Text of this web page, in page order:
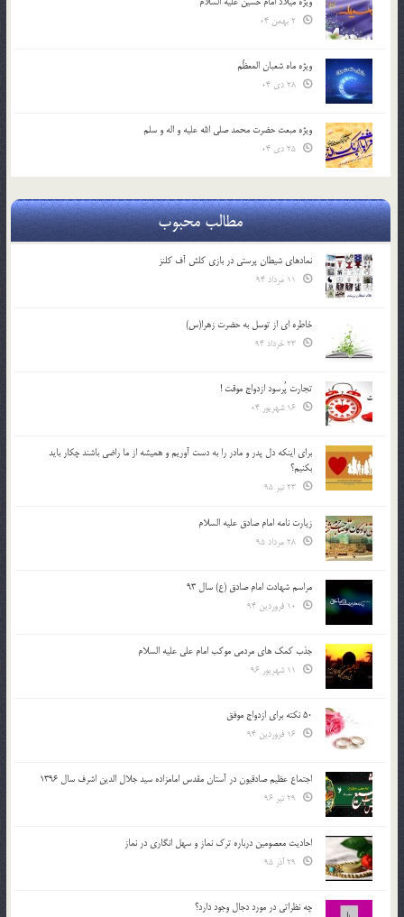
ویژه ماه شعبان المعظّم
ویژه مبعث حضرت محمد صلی الله علیه و اله و سلم
مطالب محبوب
نمادهای شیطان پرستی در بازی کلش آف کلنز
خاطره ای از توسل به حضرت زهرا(س)
تجارت پُرسود ازدواج موقت !
براي اينكه دل پدر و مادر را به دست آوريم و هميشه از ما راضي باشند چكار بايد
بكنيم؟
زیارت نامه امام صادق علیه السلام
مراسم شهادت امام صادق (ع) سال 93
جذب کمک های مردمی موکب امام علی علیه السلام
50 نکته برای ازدواج موفق
اجتماع عظیم صادقیون در آستان مقدس امامزاده سید جلال الدین اشرف سال 1396
احادیث معصومین درباره ترک نماز و سهل انگاری در نماز
چه نظراتی در مورد دجال وجود دارد؟